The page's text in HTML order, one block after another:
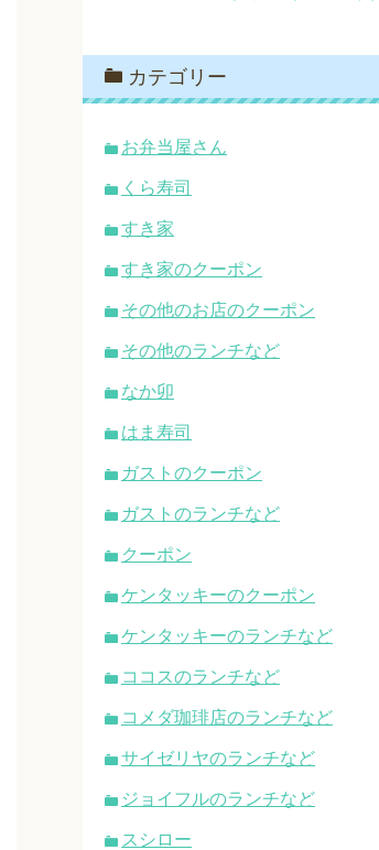
カテゴリー
お弁当屋さん
くら寿司
すき家
すき家のクーポン
その他のお店のクーポン
その他のランチなど
なか卯
はま寿司
ガストのクーポン
ガストのランチなど
クーポン
ケンタッキーのクーポン
ケンタッキーのランチなど
ココスのランチなど
コメダ珈琲店のランチなど
サイゼリヤのランチなど
ジョイフルのランチなど
スシロー